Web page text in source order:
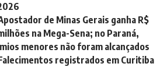
de Minas Gerais ganha R$
na Mega-Sena; no Paraná,
menores não foram alcançados
registrados em Curitiba